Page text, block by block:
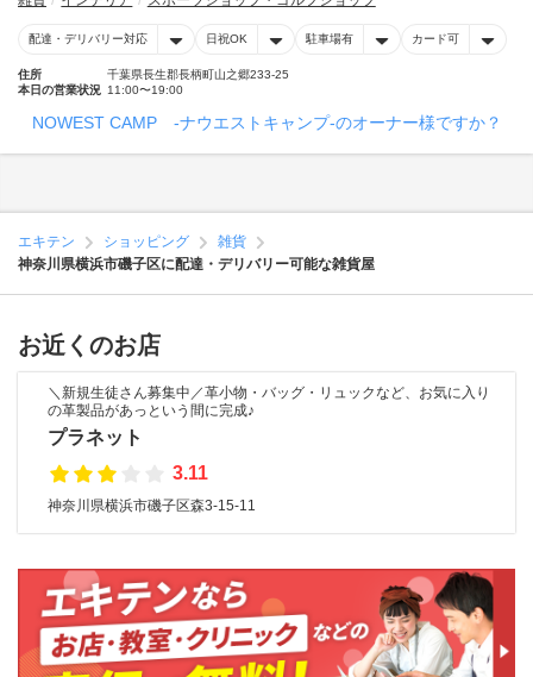
配達・デリバリー対応 日祝OK 駐車場有 カード可
住所
千葉県長生郡長柄町山之郷233-25
本日の営業状況 11:00〜19:00
NOWEST CAMP -ナウエストキャンプ-のオーナー様ですか？
エキテン ショッピング
雑貨
神奈川県横浜市磯子区に配達・デリバリー可能な雑貨屋
お近くのお店
＼新規生徒さん募集中／革小物・バッグ・リュックなど、お気に入り
の革製品があっという間に完成♪
プラネット
3.11
神奈川県横浜市磯子区森3-15-11